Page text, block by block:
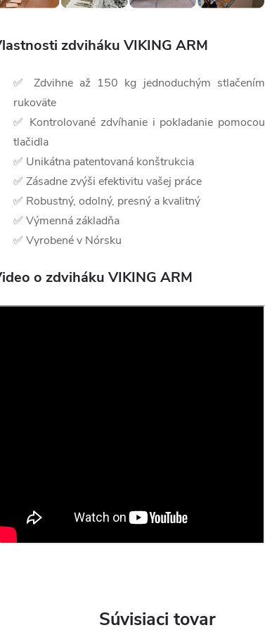
zdviháku VIKING ARM
✅ Zdvihne až 150 kg jednoduchým stlačením
rukoväte
✅ Kontrolované zdvíhanie i pokladanie pomocou
tlačidla
✅ Unikátna patentovaná konštrukcia
✅ Zásadne zvýši efektivitu vašej práce
✅ Robustný, odolný, presný a kvalitný
✅ Výmenná základňa
✅ Vyrobené v Nórsku
o zdviháku VIKING ARM
Súvisiaci tovar